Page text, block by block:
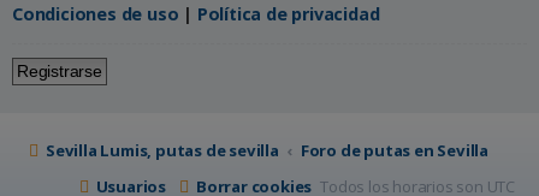
Condiciones de uso | Política de privacidad
Registrarse
Sevilla Lumis, putas de sevilla
Foro de putas en Sevilla
Todos los horarios son UTC
Borrar cookies
Usuarios